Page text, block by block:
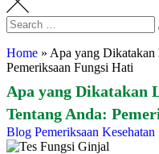
Home » Apa yang Dikatakan
Pemeriksaan Fungsi Hati
Apa yang Dikatakan
Tentang Anda:
Blog Pemeriksaan Kesehatan